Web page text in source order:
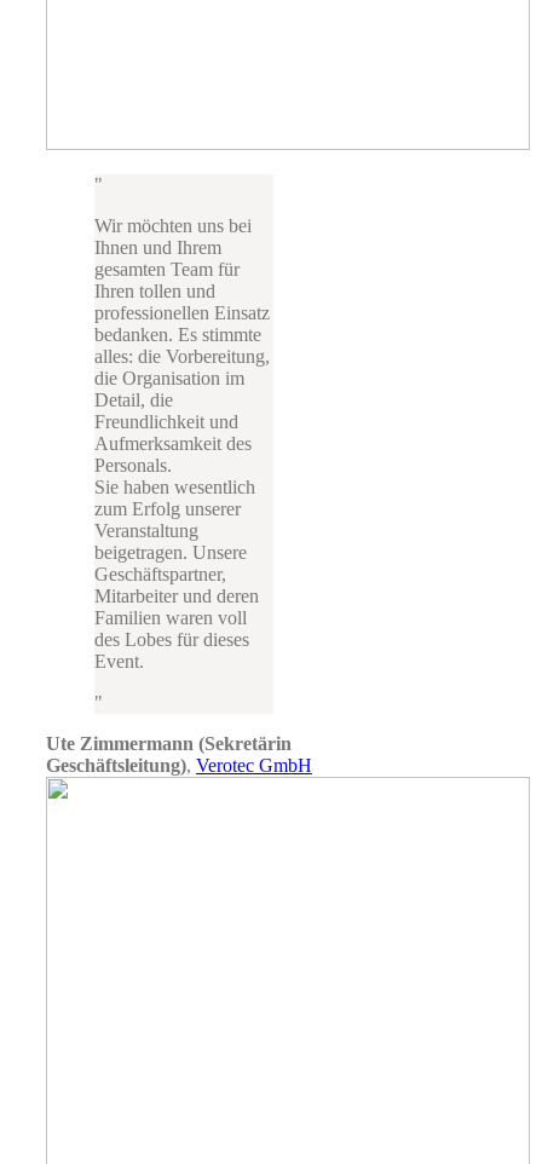
Wir möchten uns bei
Ihnen und Ihrem
gesamten Team für
Ihren tollen und
professionellen Einsatz
bedanken. Es stimmte
alles: die Vorbereitung,
die Organisation im
Detail, die
Freundlichkeit und
Aufmerksamkeit des
Personals.
Sie haben wesentlich
zum Erfolg unserer
Veranstaltung
beigetragen. Unsere
Geschäftspartner,
Mitarbeiter und deren
Familien waren voll
des Lobes für dieses
Event.
Ute Zimmermann (Sekretärin
Geschäftsleitung), Verotec GmbH